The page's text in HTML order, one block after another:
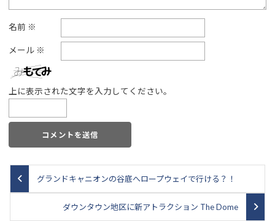
名前 ※
メール ※
上に表示された文字を入力してください。
グランドキャニオンの谷底へロープウェイで行ける？！
ダウンタウン地区に新アトラクション The Dome